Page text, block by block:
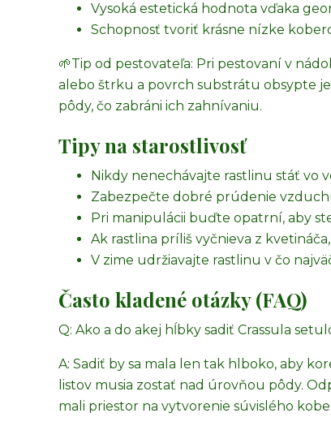
Vysoká estetická hodnota vďaka
Schopnosť tvoriť krásne nízke
🌱Tip od pestovateľa: Pri pestovaní v
alebo štrku a povrch substrátu obsypte
pôdy, čo zabráni ich zahnívaniu.
Tipy na starostlivosť
Nikdy nenechávajte rastlinu stáť vo
Zabezpečte dobré prúdenie
Pri manipulácii buďte opatrní, aby
Ak rastlina príliš vyčnieva z
V zime udržiavajte rastlinu v čo
Často kladené otázky (FAQ)
Q: Ako a do akej hĺbky sadiť Crassula
A: Sadiť by sa mala len tak hlboko, aby
listov musia zostať nad úrovňou pôdy.
mali priestor na vytvorenie súvislého